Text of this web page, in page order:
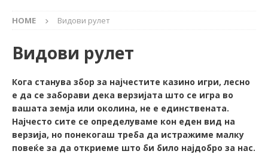
HOME Видови рулет
Видови рулет
Кога станува збор за најчестите казино игри, лесно
е да се заборави дека верзијата што се игра во
вашата земја или околина, не е единствената.
Најчесто сите се определуваме кон еден вид на
верзија, но понекогаш треба да истражиме малку
повеќе за да откриеме што би било најдобро за нас.